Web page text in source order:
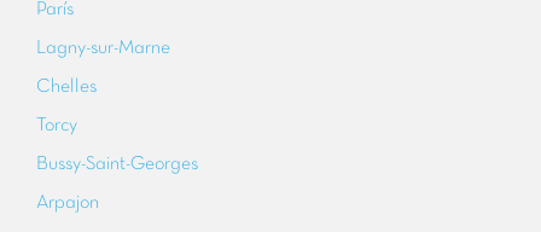
París
Lagny-sur-Marne
Chelles
Torcy
Bussy-Saint-Georges
Arpajon